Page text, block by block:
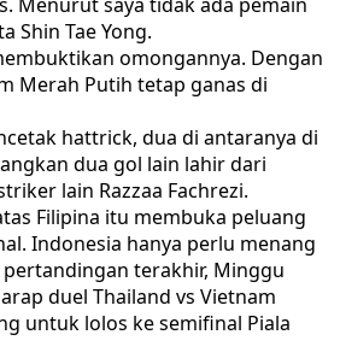
Shin Tae Yong.
omongannya. Dengan
Merah Putih tetap ganas di
hattrick, dua di antaranya di
dua gol lain lahir dari
lain Razzaa Fachrezi.
Filipina itu membuka peluang
Indonesia hanya perlu menang
terakhir, Minggu
duel Thailand vs Vietnam
untuk lolos ke semifinal Piala